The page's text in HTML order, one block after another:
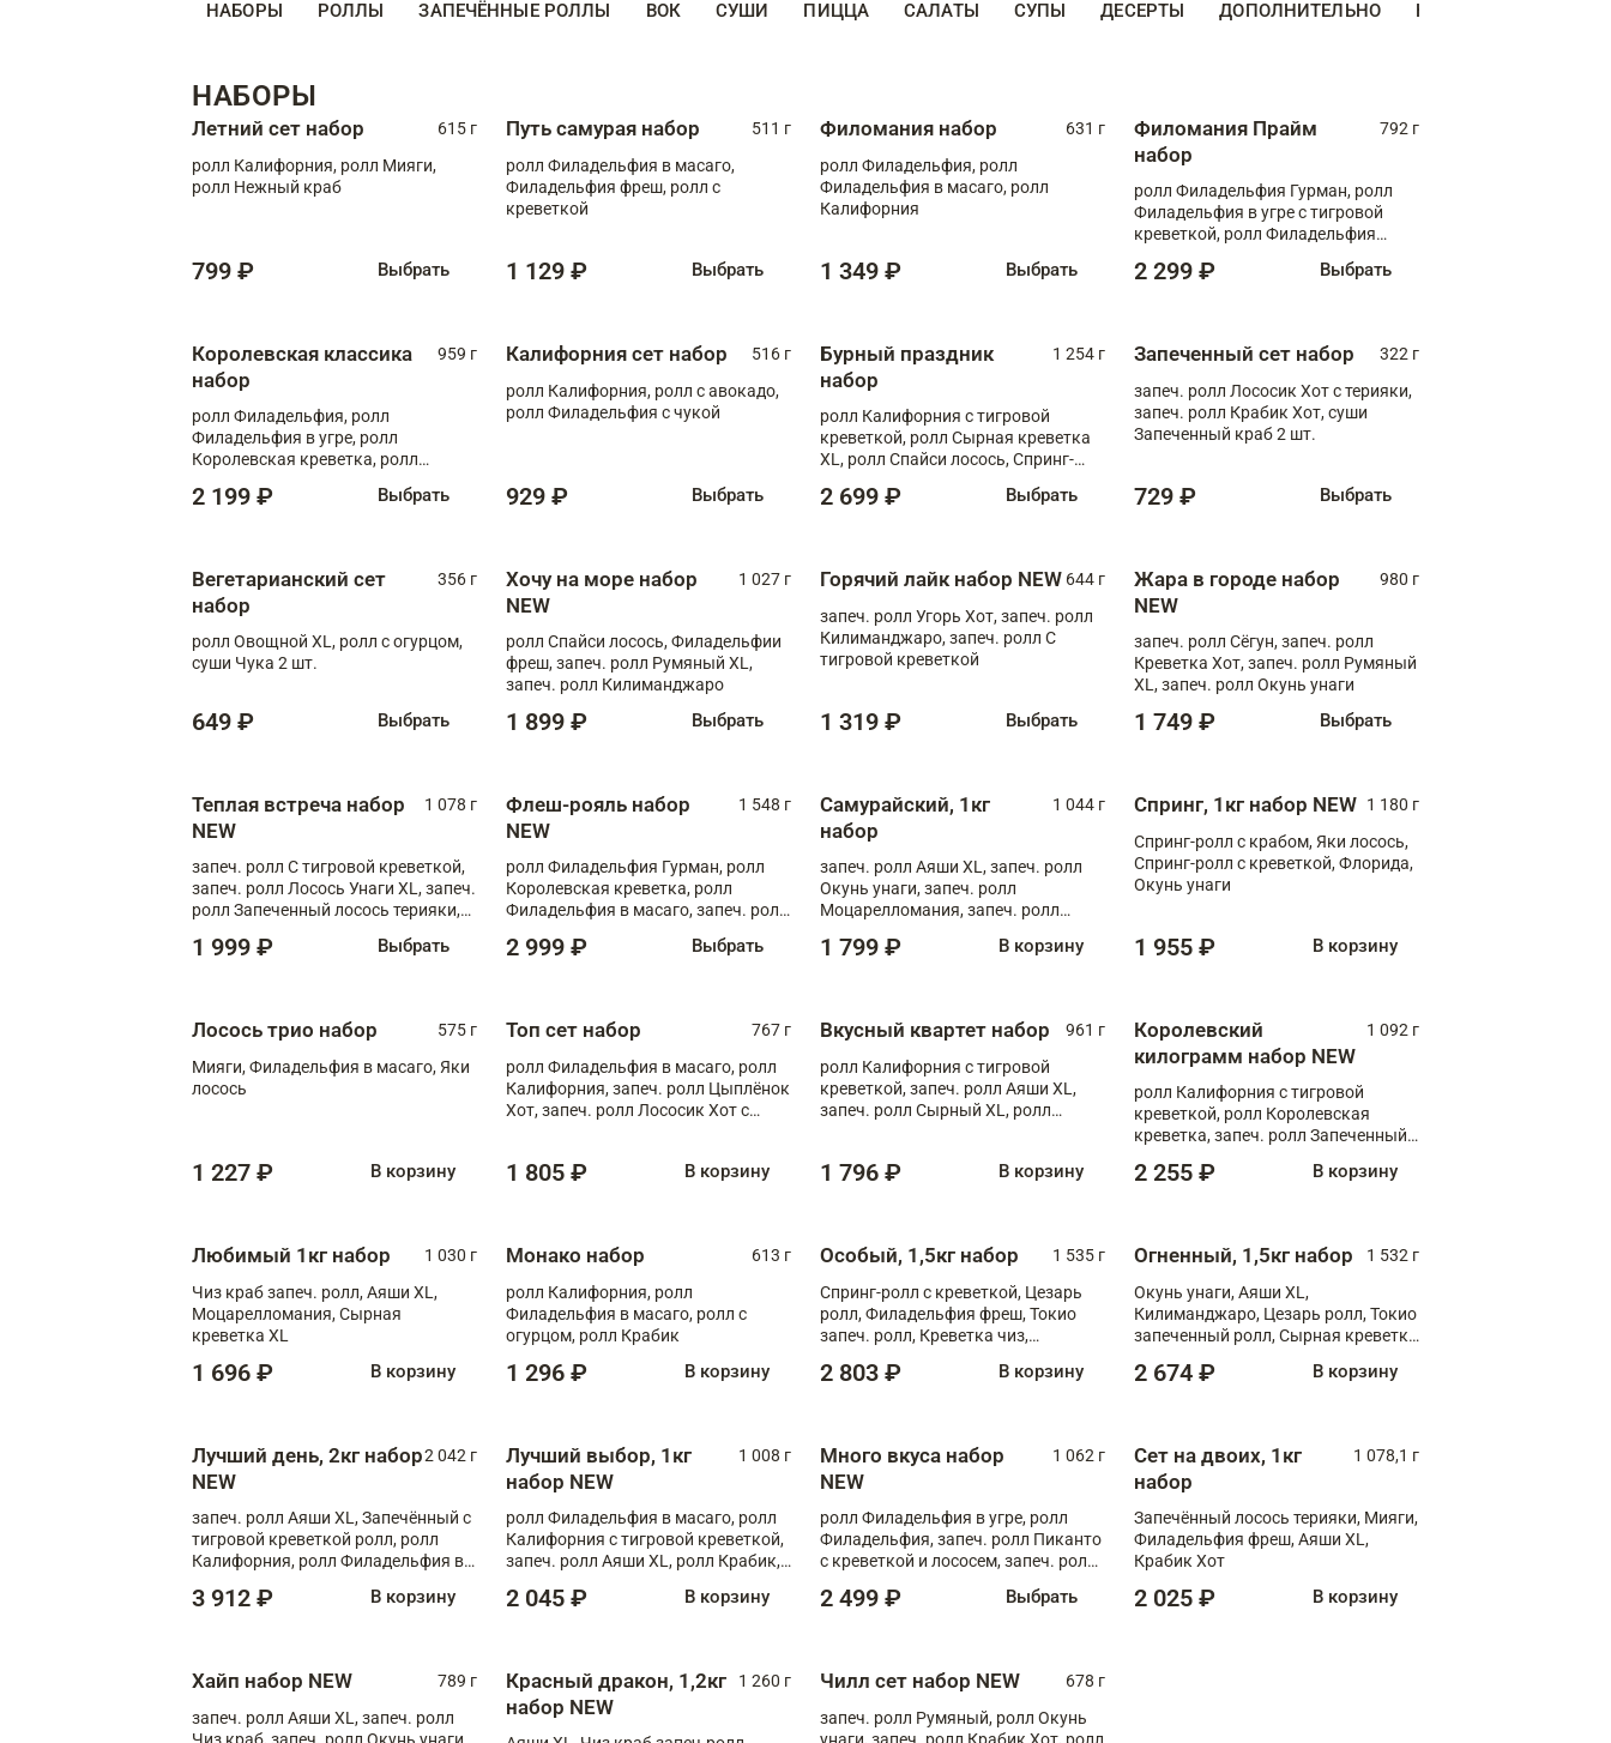
НАБОРЫ РОЛЛЫ ЗАПЕЧЁННЫЕ РОЛЛЫ ВОК СУШИ ПИЦЦА САЛАТЫ СУПЫ ДЕСЕРТЫ ДОПОЛНИТЕЛЬНО
НАБОРЫ
Летний сет набор
615 г
ролл Калифорния, ролл Мияги,
ролл Нежный краб
799 ₽ Выбрать
Путь самурая набор
511 г
ролл Филадельфия в масаго,
Филадельфия фреш, ролл с
креветкой
1 129 ₽ Выбрать
Филомания набор
631 г
ролл Филадельфия, ролл
Филадельфия в масаго, ролл
Калифорния
1 349 ₽ Выбрать
Филомания Прайм
набор
792 г
ролл Филадельфия Гурман, ролл
Филадельфия в угре с тигровой
креветкой, ролл Филадельфия
2 299 ₽ Выбрать
Королевская классика
набор
959 г
ролл Филадельфия, ролл
Филадельфия в угре, ролл
Королевская креветка, ролл
2 199 ₽ Выбрать
Калифорния сет набор
516 г
ролл Калифорния, ролл с авокадо,
ролл Филадельфия с чукой
929 ₽ Выбрать
Бурный праздник
набор
1 254 г
ролл Калифорния с тигровой
креветкой, ролл Сырная креветка
XL, ролл Спайси лосось, Спринг-
Медовая креветка
2 699 ₽ Выбрать
Запеченный сет набор
322 г
запеч. ролл Лососик Хот с терияки,
запеч. ролл Крабик Хот, суши
Запеченный краб 2 шт.
729 ₽ Выбрать
Вегетарианский сет
набор
356 г
ролл Овощной XL, ролл с огурцом,
суши Чука 2 шт.
649 ₽ Выбрать
Хочу на море набор
NEW
1 027 г
ролл Спайси лосось, Филадельфии
фреш, запеч. ролл Румяный XL,
запеч. ролл Килиманджаро
1 899 ₽ Выбрать
Горячий лайк набор NEW 644 г
запеч. ролл Угорь Хот, запеч. ролл
Килиманджаро, запеч. ролл С
тигровой креветкой
1 319 ₽ Выбрать
Жара в городе набор
NEW
980 г
запеч. ролл Сёгун, запеч. ролл
Креветка Хот, запеч. ролл Румяный
XL, запеч. ролл Окунь унаги
1 749 ₽ Выбрать
Теплая встреча набор
NEW
1 078 г
запеч. ролл С тигровой креветкой,
запеч. ролл Лосось Унаги XL, запеч.
ролл Запеченный лосось терияки,
1 999 ₽ Выбрать
Флеш-рояль набор
NEW
1 548 г
ролл Филадельфия Гурман, ролл
Королевская креветка, ролл
Филадельфия в масаго, запеч. ролл
Тигровая креветка с моцареллой,
2 999 ₽ Выбрать
Самурайский, 1кг
набор
1 044 г
запеч. ролл Аяши XL, запеч. ролл
Окунь унаги, запеч. ролл
Моцарелломания, запеч. ролл
1 799 ₽ В корзину
Спринг, 1кг набор NEW 1 180 г
Спринг-ролл с крабом, Яки лосось,
Спринг-ролл с креветкой, Флорида,
Окунь унаги
1 955 ₽ В корзину
Лосось трио набор
575 г
Мияги, Филадельфия в масаго, Яки
лосось
1 227 ₽ В корзину
Топ сет набор
767 г
ролл Филадельфия в масаго, ролл
Калифорния, запеч. ролл Цыплёнок
Хот, запеч. ролл Лососик Хот с
1 805 ₽ В корзину
Вкусный квартет набор
961 г
ролл Калифорния с тигровой
креветкой, запеч. ролл Аяши XL,
запеч. ролл Сырный XL, ролл
1 796 ₽ В корзину
Королевский
килограмм набор NEW
1 092 г
ролл Калифорния с тигровой
креветкой, ролл Королевская
креветка, запеч. ролл Запеченный
XL, запеч. ролл Крабик Хот
2 255 ₽ В корзину
Любимый 1кг набор
1 030 г
Чиз краб запеч. ролл, Аяши XL,
Моцарелломания, Сырная
креветка XL
1 696 ₽ В корзину
Монако набор
613 г
ролл Калифорния, ролл
Филадельфия в масаго, ролл с
огурцом, ролл Крабик
1 296 ₽ В корзину
Особый, 1,5кг набор
1 535 г
Спринг-ролл с креветкой, Цезарь
ролл, Филадельфия фреш, Токио
запеч. ролл, Креветка чиз,
Флорида
2 803 ₽ В корзину
Огненный, 1,5кг набор
1 532 г
Окунь унаги, Аяши XL,
Килиманджаро, Цезарь ролл, Токио
запеченный ролл, Сырная креветка
2 674 ₽ В корзину
Лучший день, 2кг набор
NEW
2 042 г
запеч. ролл Аяши XL, Запечённый с
тигровой креветкой ролл, ролл
Калифорния, ролл Филадельфия в
запеч. ролл Моцарелломания, ролл
3 912 ₽ В корзину
Лучший выбор, 1кг
набор NEW
1 008 г
ролл Филадельфия в масаго, ролл
Калифорния с тигровой креветкой,
запеч. ролл Аяши XL, ролл Крабик,
2 045 ₽ В корзину
Много вкуса набор
NEW
1 062 г
ролл Филадельфия в угре, ролл
Филадельфия, запеч. ролл Пиканто
с креветкой и лососем, запеч. ролл
2 499 ₽ Выбрать
Сет на двоих, 1кг
набор
1 078,1 г
Запечённый лосось терияки, Мияги,
Филадельфия фреш, Аяши XL,
Крабик Хот
2 025 ₽ В корзину
Хайп набор NEW
789 г
запеч. ролл Аяши XL, запеч. ролл
Красный дракон, 1,2кг
набор NEW
1 260 г Чилл сет набор NEW
678 г
запеч. ролл Румяный, ролл Окунь